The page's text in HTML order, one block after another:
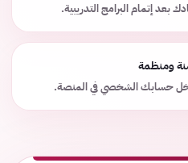
بعد إتمام البرامج التدريبية.
ومنظمة
حسابك الشخصي في المنصة.